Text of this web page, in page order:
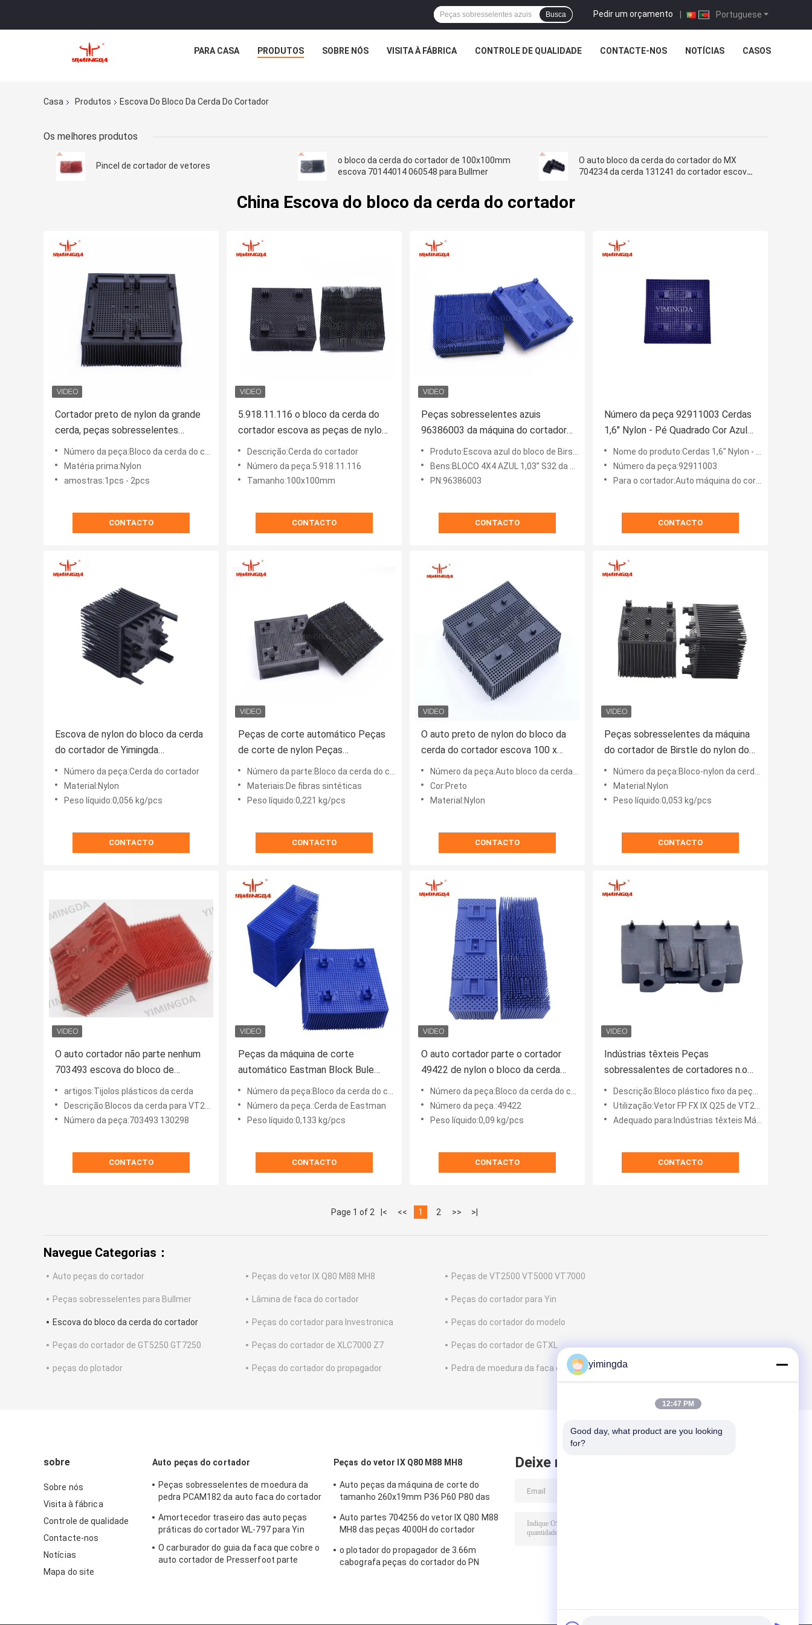
Portuguese
Pedir um orçamento |
Busca
PARA CASA PRODUTOS SOBRE NÓS VISITA À FÁBRICA CONTROLE DE QUALIDADE CONTACTE-NOS NOTÍCIAS CASOS
Casa Produtos Escova Do Bloco Da Cerda Do Cortador
Os melhores produtos
Pincel de cortador de vetores
o bloco da cerda do cortador de 100x100mm
escova 70144014 060548 para Bullmer
O auto bloco da cerda do cortador do MX
704234 da cerda 131241 do cortador escova
China Escova do bloco da cerda do cortador
Cortador preto de nylon da grande
cerda, peças sobresselentes
quadradas para Shima Seiki
Número da peça:Bloco da cerda do cortador - preto
Matéria prima:Nylon
amostras:1pcs - 2pcs
CONTACTO
5.918.11.116 o bloco da cerda do
cortador escova as peças de nylon
da máquina 100x100mm
Descrição:Cerda do cortador
Número da peça:5.918.11.116
Tamanho:100x100mm
CONTACTO
Peças sobresselentes azuis
96386003 da máquina do cortador
de Birstle para 3200 100x100mm
Produto:Escova azul do bloco de Birstle
Bens:BLOCO 4X4 AZUL 1,03” S32 da CERDA
PN:96386003
CONTACTO
Número da peça 92911003 Cerdas
1,6" Nylon - Pé Quadrado Cor Azul
Para Máquina de Corte Automático
Nome do produto:Cerdas 1,6" Nylon - Pé Quadrado Cor Azul
Número da peça:92911003
Para o cortador:Auto máquina do cortador
CONTACTO
Escova de nylon do bloco da cerda
do cortador de Yimingda
525×275×260mm Systema
TP3002-7
Número da peça:Cerda do cortador
Material:Nylon
Peso líquido:0,056 kg/pcs
CONTACTO
Peças de corte automático Peças
de corte de nylon Peças
sobressalentes de escovas de
blocos Peças sobressalentes para
Investronica
Número da parte:Bloco da cerda do cortador
Materiais:De fibras sintéticas
Peso líquido:0,221 kg/pcs
CONTACTO
O auto preto de nylon do bloco da
cerda do cortador escova 100 x
100 x 42mm para Morgan
Número da peça:Auto bloco da cerda do cortador
Cor:Preto
Material:Nylon
CONTACTO
Peças sobresselentes da máquina
do cortador de Birstle do nylon dos
materiais de consumo auto
Número da peça:Bloco-nylon da cerda do cortador
Material:Nylon
Peso líquido:0,053 kg/pcs
CONTACTO
O auto cortador não parte nenhum
703493 escova do bloco de
130298 cerdas para a cerda VT25
de nylon
artigos:Tijolos plásticos da cerda
Descrição:Blocos da cerda para VT2500
Número da peça:703493 130298
CONTACTO
Peças da máquina de corte
automático Eastman Block Bule
Cutter Bloco de cerdas tamanho
100*100*42 mm
Número da peça:Bloco da cerda do cortador
Número da peça.:Cerda de Eastman
Peso líquido:0,133 kg/pcs
CONTACTO
O auto cortador parte o cortador
49422 de nylon o bloco da cerda
que escova 148x50mm para ZAT3
KURIS
Número da peça:Bloco da cerda do cortador
Número da peça.:49422
Peso líquido:0,09 kg/pcs
CONTACTO
Indústrias têxteis Peças
sobressalentes de cortadores n.o
128529 Panela para cortadores
VT2500 VT5000 VT7000 Vector
FP FX IX Q25
Descrição:Bloco plástico fixo da peça da cerda
Utilização:Vetor FP FX IX Q25 de VT2500 VT5000 VT7000
Adequado para:Indústrias têxteis Máquina de corte automática
CONTACTO
Page 1 of 2 |< << 1 2 >> >|
Navegue Categorias：
Auto peças do cortador Peças do vetor IX Q80 M88 MH8 Peças de VT2500 VT5000 VT7000
Peças sobresselentes para Bullmer Lâmina de faca do cortador Peças do cortador para Yin
Escova do bloco da cerda do cortador Peças do cortador para Investronica Peças do cortador do modelo
Peças do cortador de GT5250 GT7250 Peças do cortador de XLC7000 Z7 Peças do cortador de GTXL
peças do plotador Peças do cortador do propagador Pedra de moedura da faca do cortador
sobre
Sobre nós
Visita à fábrica
Controle de qualidade
Contacte-nos
Notícias
Mapa do site
Auto peças do cortador
Peças sobresselentes de moedura da
pedra PCAM182 da auto faca do cortador
Amortecedor traseiro das auto peças
práticas do cortador WL-797 para Yin
O carburador do guia da faca que cobre o
auto cortador de Presserfoot parte
Peças do vetor IX Q80 M88 MH8
Auto peças da máquina de corte do
tamanho 260x19mm P36 P60 P80 das
Auto partes 704256 do vetor IX Q80 M88
MH8 das peças 4000H do cortador
o plotador do propagador de 3.66m
cabografa peças do cortador do PN
Deixe mensagem
yimingda
12:47 PM
Good day, what product are you looking
for?